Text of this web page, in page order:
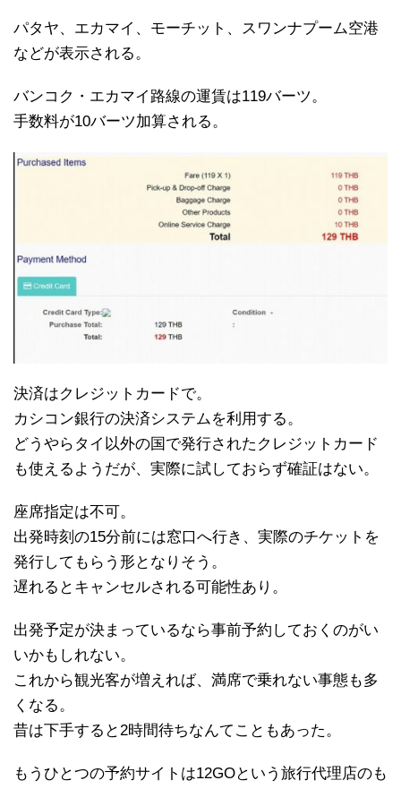
パタヤ、エカマイ、モーチット、スワンナプーム空港
などが表示される。
バンコク・エカマイ路線の運賃は119バーツ。
手数料が10バーツ加算される。
決済はクレジットカードで。
カシコン銀行の決済システムを利用する。
どうやらタイ以外の国で発行されたクレジットカード
も使えるようだが、実際に試しておらず確証はない。
座席指定は不可。
出発時刻の15分前には窓口へ行き、実際のチケットを
発行してもらう形となりそう。
遅れるとキャンセルされる可能性あり。
出発予定が決まっているなら事前予約しておくのがい
いかもしれない。
これから観光客が増えれば、満席で乗れない事態も多
くなる。
昔は下手すると2時間待ちなんてこともあった。
もうひとつの予約サイトは12GOという旅行代理店のも